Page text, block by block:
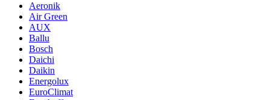
Aeronik
Air Green
AUX
Ballu
Bosch
Daichi
Daikin
Energolux
EuroClimat